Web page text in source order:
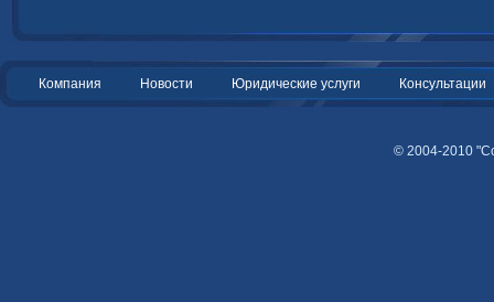
Компания Новости Юридические услуги Консультации
© 2004-2010